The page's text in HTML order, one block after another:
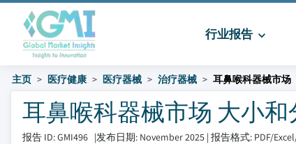
行业报告
主页 医疗健康 医疗器械 治疗器械 耳鼻喉科器械市场
耳鼻喉科器械市场 大小和
报告 ID: GMI496 |发布日期: November 2025 | 报告格式: PDF/